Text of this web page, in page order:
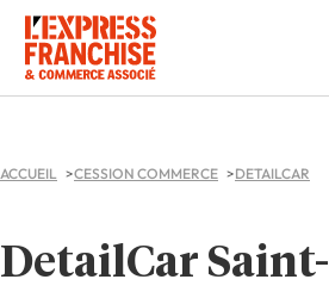
ACCUEIL CESSION COMMERCE DETAILCAR
DetailCar Saint-